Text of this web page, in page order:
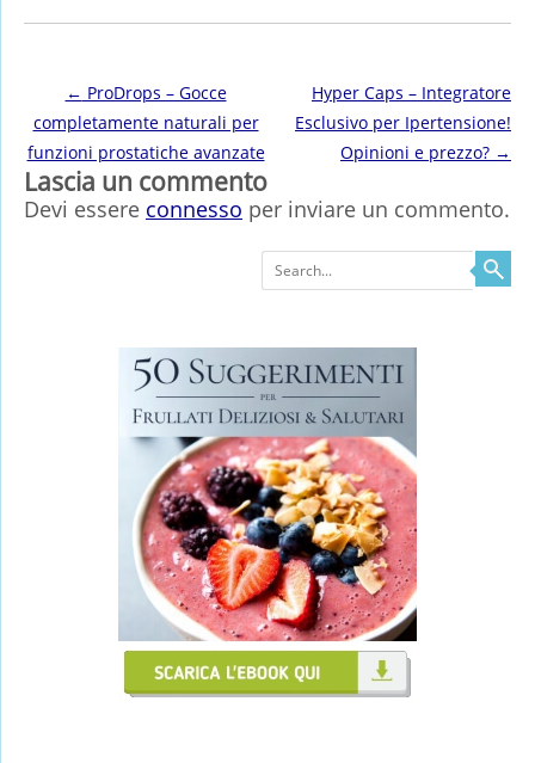
Post navigation
← ProDrops – Gocce
completamente naturali per
funzioni prostatiche avanzate
Hyper Caps – Integratore
Esclusivo per Ipertensione!
Opinioni e prezzo? →
Lascia un commento
Devi essere connesso per inviare un commento.
Search